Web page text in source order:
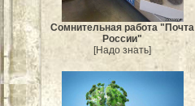
Сомнительная работа "Почта
России"
[Надо знать]